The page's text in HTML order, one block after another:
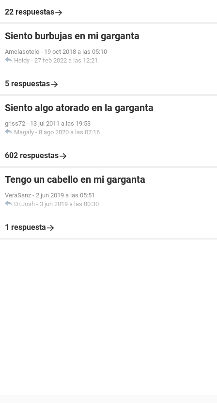
22 respuestas
Siento burbujas en mi garganta
Amelasotelo - 19 oct 2018 a las 05:10
Heidy - 27 feb 2022 a las 12:21
5 respuestas
Siento algo atorado en la garganta
griss72 - 13 jul 2011 a las 19:53
Magaly - 8 ago 2020 a las 07:16
602 respuestas
Tengo un cabello en mi garganta
VeraSanz - 2 jun 2019 a las 05:51
Dr.Josh - 3 jun 2019 a las 00:30
1 respuesta